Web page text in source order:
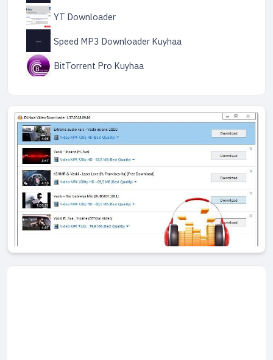
YT Downloader
Speed MP3 Downloader Kuyhaa
BitTorrent Pro Kuyhaa